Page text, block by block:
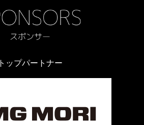
トップパートナー